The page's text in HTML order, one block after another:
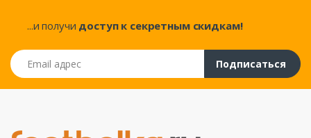
...и получи доступ к секретным скидкам!
Email адрес
Подписаться